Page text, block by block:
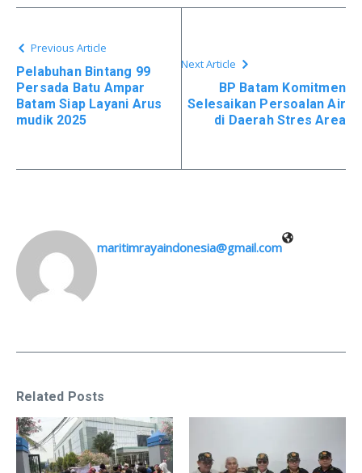
Previous Article
Pelabuhan Bintang 99
Persada Batu Ampar
Batam Siap Layani Arus
mudik 2025
Next Article
BP Batam Komitmen
Selesaikan Persoalan Air
di Daerah Stres Area
maritimrayaindonesia@gmail.com
Related Posts